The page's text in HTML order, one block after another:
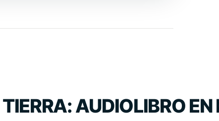
AUDIOLIBRO EN